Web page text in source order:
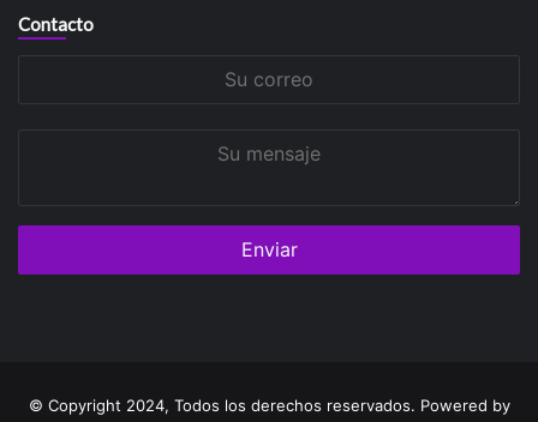
Contacto
© Copyright 2024, Todos los derechos reservados. Powered by